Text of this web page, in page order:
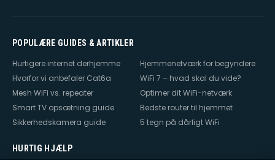
POPULÆRE GUIDES & ARTIKLER
Hurtigere internet derhjemme
Hjemmenetværk for begyndere
Hvorfor vi anbefaler Cat6a
WiFi 7 – hvad skal du vide?
Mesh WiFi vs. repeater
Optimer dit WiFi-netværk
Smart TV opsætning guide
Bedste router til hjemmet
Sikkerhedskamera guide
5 tegn på dårligt WiFi
HURTIG HJÆLP